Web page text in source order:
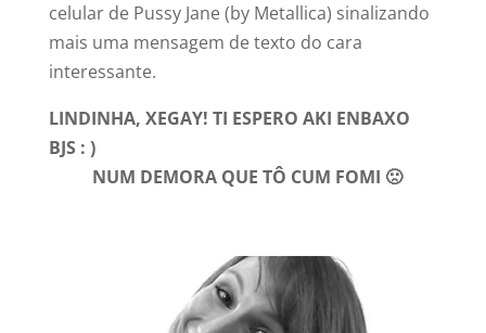
celular de Pussy Jane (by Metallica) sinalizando
mais uma mensagem de texto do cara
interessante.
LINDINHA, XEGAY! TI ESPERO AKI ENBAXO
BJS : )
NUM DEMORA QUE TÔ CUM FOMI 🙁